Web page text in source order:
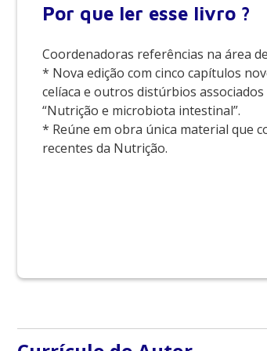
Por que ler esse livro ?
Coordenadoras referências na área
* Nova edição com cinco capítulos
celíaca e outros distúrbios
“Nutrição e microbiota intestinal”.
* Reúne em obra única material que
recentes da Nutrição.